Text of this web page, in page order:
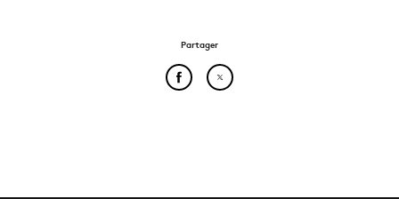
Partager
Partager cet article sur
Partager cet article sur